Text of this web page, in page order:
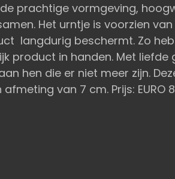
prachtige vormgeving,
Het urntje is voorzien van
langdurig beschermt. Zo
product in handen. Met liefde
hen die er niet meer zijn.
van 7 cm. Prijs: EURO